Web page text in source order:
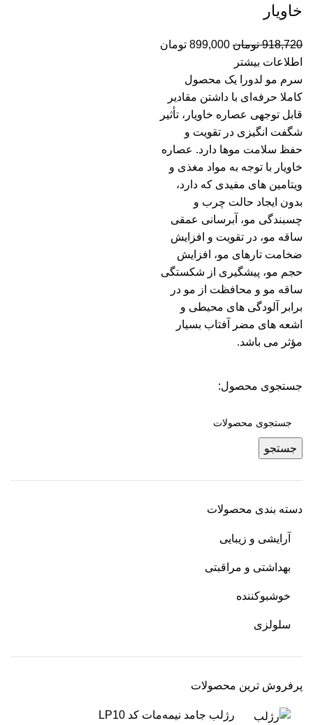
جستجوی محصول:
جستجو
دسته بندی محصولات
آرایشی و زیبایی
بهداشتی و مراقبتی
خوشبوکننده
سلولزی
پرفروش ترین محصولات
رژلب جامد نیمه‌مات کد LP10
خاویار
918,720 تومان 899,000 تومان
اطلاعات بیشتر
سرم مو لدورا یک محصول
کاملا حرفه­‌ای با داشتن مقادیر
قابل توجهی عصاره خاویار، تأثیر
شگفت انگیزی در تقویت و
حفظ سلامت موها دارد. عصاره
خاویار با توجه به مواد مغذی و
ویتامین های مفیدی که دارد،
بدون ایجاد حالت چرب و
چسبندگی مو، آبرسانی عمقی
ساقه مو، در تقویت و افزایش
ضخامت تارهای مو، افزایش
حجم مو، پیشگیری از شکستگی
ساقه مو و محافظت از مو در
برابر آلودگی های محیطی و
اشعه های مضر آفتاب بسیار
مؤثر می باشد.